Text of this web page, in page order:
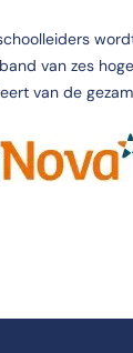
van zes
van de